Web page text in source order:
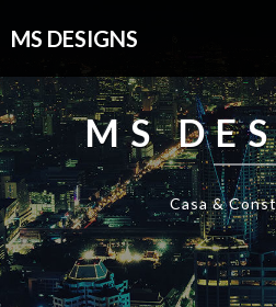
MS DESIGNS
MS
Casa &